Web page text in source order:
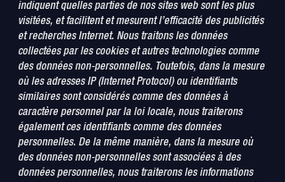
indiquent quelles parties de nos sites web sont les plus
visitées, et facilitent et mesurent l’efficacité des publicités
et recherches Internet. Nous traitons les données
collectées par les cookies et autres technologies comme
des données non-personnelles. Toutefois, dans la mesure
où les adresses IP (Internet Protocol) ou identifiants
similaires sont considérés comme des données à
caractère personnel par la loi locale, nous traiterons
également ces identifiants comme des données
personnelles. De la même manière, dans la mesure où
des données non-personnelles sont associées à des
données personnelles, nous traiterons les informations